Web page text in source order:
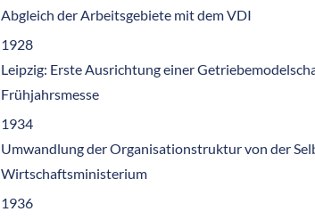
Abgleich der Arbeitsgebiete mit dem VDI
1928
Leipzig: Erste Ausrichtung einer
Frühjahrsmesse
1934
Umwandlung der Organisationstruktur von der
Wirtschaftsministerium
1936